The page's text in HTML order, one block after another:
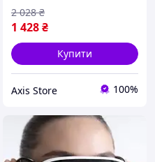
1 428₴
2 028 ₴
Купити
Axis Store 100%